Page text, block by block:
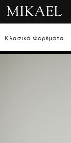
Κλασικά Φορέματα